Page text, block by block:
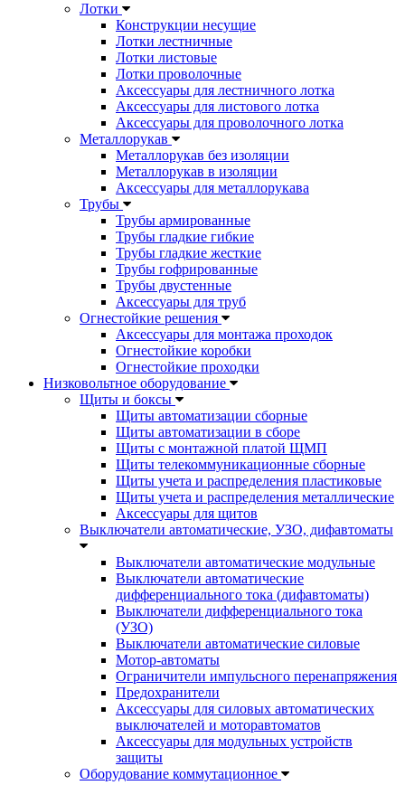
Лотки
Конструкции несущие
Лотки лестничные
Лотки листовые
Лотки проволочные
Аксессуары для лестничного лотка
Аксессуары для листового лотка
Аксессуары для проволочного лотка
Металлорукав
Металлорукав без изоляции
Металлорукав в изоляции
Аксессуары для металлорукава
Трубы
Трубы армированные
Трубы гладкие гибкие
Трубы гладкие жесткие
Трубы гофрированные
Трубы двустенные
Аксессуары для труб
Огнестойкие решения
Аксессуары для монтажа проходок
Огнестойкие коробки
Огнестойкие проходки
Низковольтное оборудование
Щиты и боксы
Щиты автоматизации сборные
Щиты автоматизации в сборе
Щиты с монтажной платой ЩМП
Щиты телекоммуникационные сборные
Щиты учета и распределения пластиковые
Щиты учета и распределения металлические
Аксессуары для щитов
Выключатели автоматические, УЗО, дифавтоматы
Выключатели автоматические модульные
Выключатели автоматические
дифференциального тока (дифавтоматы)
Выключатели дифференциального тока
(УЗО)
Выключатели автоматические силовые
Мотор-автоматы
Ограничители импульсного перенапряжения
Предохранители
Аксессуары для силовых автоматических
выключателей и моторавтоматов
Аксессуары для модульных устройств
защиты
Оборудование коммутационное